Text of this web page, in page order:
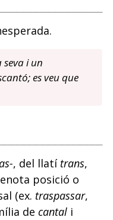
seva i un
es veu que
, del llatí trans,
posició o
(ex. traspassar,
de cantali